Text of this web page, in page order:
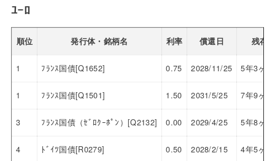
ﾕｰﾛ
順位 発行体・銘柄名 利率 償還日 残存
1 ﾌﾗﾝｽ国債[Q1652] 0.75 2028/11/25 5年3ヶ月
1 ﾌﾗﾝｽ国債[Q1501] 1.50 2031/5/25 7年9ヶ月
3 ﾌﾗﾝｽ国債（ｾﾞﾛｸｰﾎﾟﾝ）[Q2132] 0.00 2029/4/25 5年8ヶ月
4 ﾄﾞｲﾂ国債[R0279] 0.50 2028/2/15 4年5ヶ月